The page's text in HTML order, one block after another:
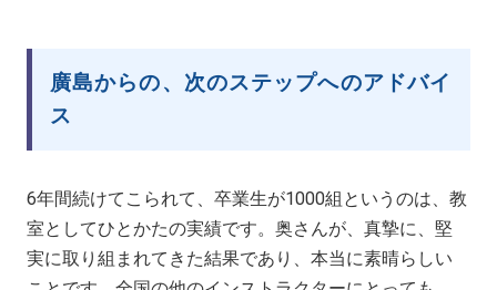
廣島からの、次のステップへのアドバイ
ス
6年間続けてこられて、卒業生が1000組というのは、教
室としてひとかたの実績です。奥さんが、真摯に、堅
実に取り組まれてきた結果であり、本当に素晴らしい